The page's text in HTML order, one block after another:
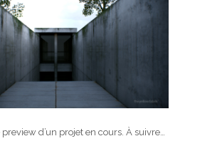
d’un projet en cours. À suivre…